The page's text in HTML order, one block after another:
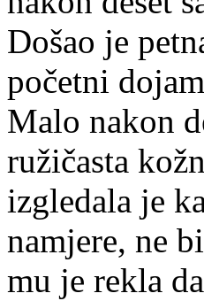
Došao je
početni
Malo nakon
ružičasta
izgledala je
namjere, ne
mu je rekla